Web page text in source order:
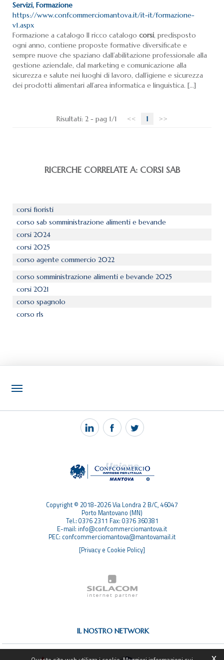
Servizi, Formazione
https://www.confcommerciomantova.it/it-it/formazione-
v1.aspx
Formazione a catalogo Il ricco catalogo corsi, predisposto
ogni anno, contiene proposte formative diversificate e
sempre nuove che spaziano dall’abilitazione professionale alla
gestione aziendale, dal marketing e comunicazione alla
sicurezza e salute nei luoghi di lavoro, dall’igiene e sicurezza
dei prodotti alimentari all’area informatica e linguistica. [...]
Risultati: 2 - pag 1/1 << 1 >>
RICERCHE CORRELATE A: CORSI SAB
corsi fioristi
corso sab somministrazione alimenti e bevande
corsi 2024
corsi 2025
corso agente commercio 2022
corso somministrazione alimenti e bevande 2025
corsi 2021
corso spagnolo
corso rls
NOTIZIE
PEC MANTOVA MAIL
Copyright © 2018-2026 Via Londra 2 B/C, 46047
Porto Mantovano (MN)
Tel.: 0376 2311 Fax: 0376 360381
E-mail: info@confcommerciomantova.it
PEC: confcommerciomantova@mantovamail.it
[Privacy e Cookie Policy]
IL NOSTRO NETWORK